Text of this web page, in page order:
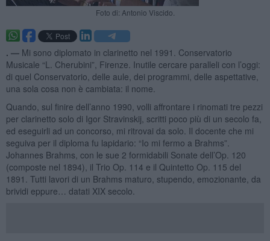
Foto di: Antonio Viscido.
. — Mi sono diplomato in clarinetto nel 1991. Conservatorio
Musicale “L. Cherubini”, Firenze. Inutile cercare paralleli con l’oggi:
di quel Conservatorio, delle aule, dei programmi, delle aspettative,
una sola cosa non è cambiata: il nome.
Quando, sul finire dell’anno 1990, volli affrontare i rinomati tre pezzi
per clarinetto solo di Igor Stravinskij, scritti poco più di un secolo fa,
ed eseguirli ad un concorso, mi ritrovai da solo. Il docente che mi
seguiva per il diploma fu lapidario: “Io mi fermo a Brahms”.
Johannes Brahms, con le sue 2 formidabili Sonate dell’Op. 120
(composte nel 1894), il Trio Op. 114 e il Quintetto Op. 115 del
1891. Tutti lavori di un Brahms maturo, stupendo, emozionante, da
brividi eppure… datati XIX secolo.